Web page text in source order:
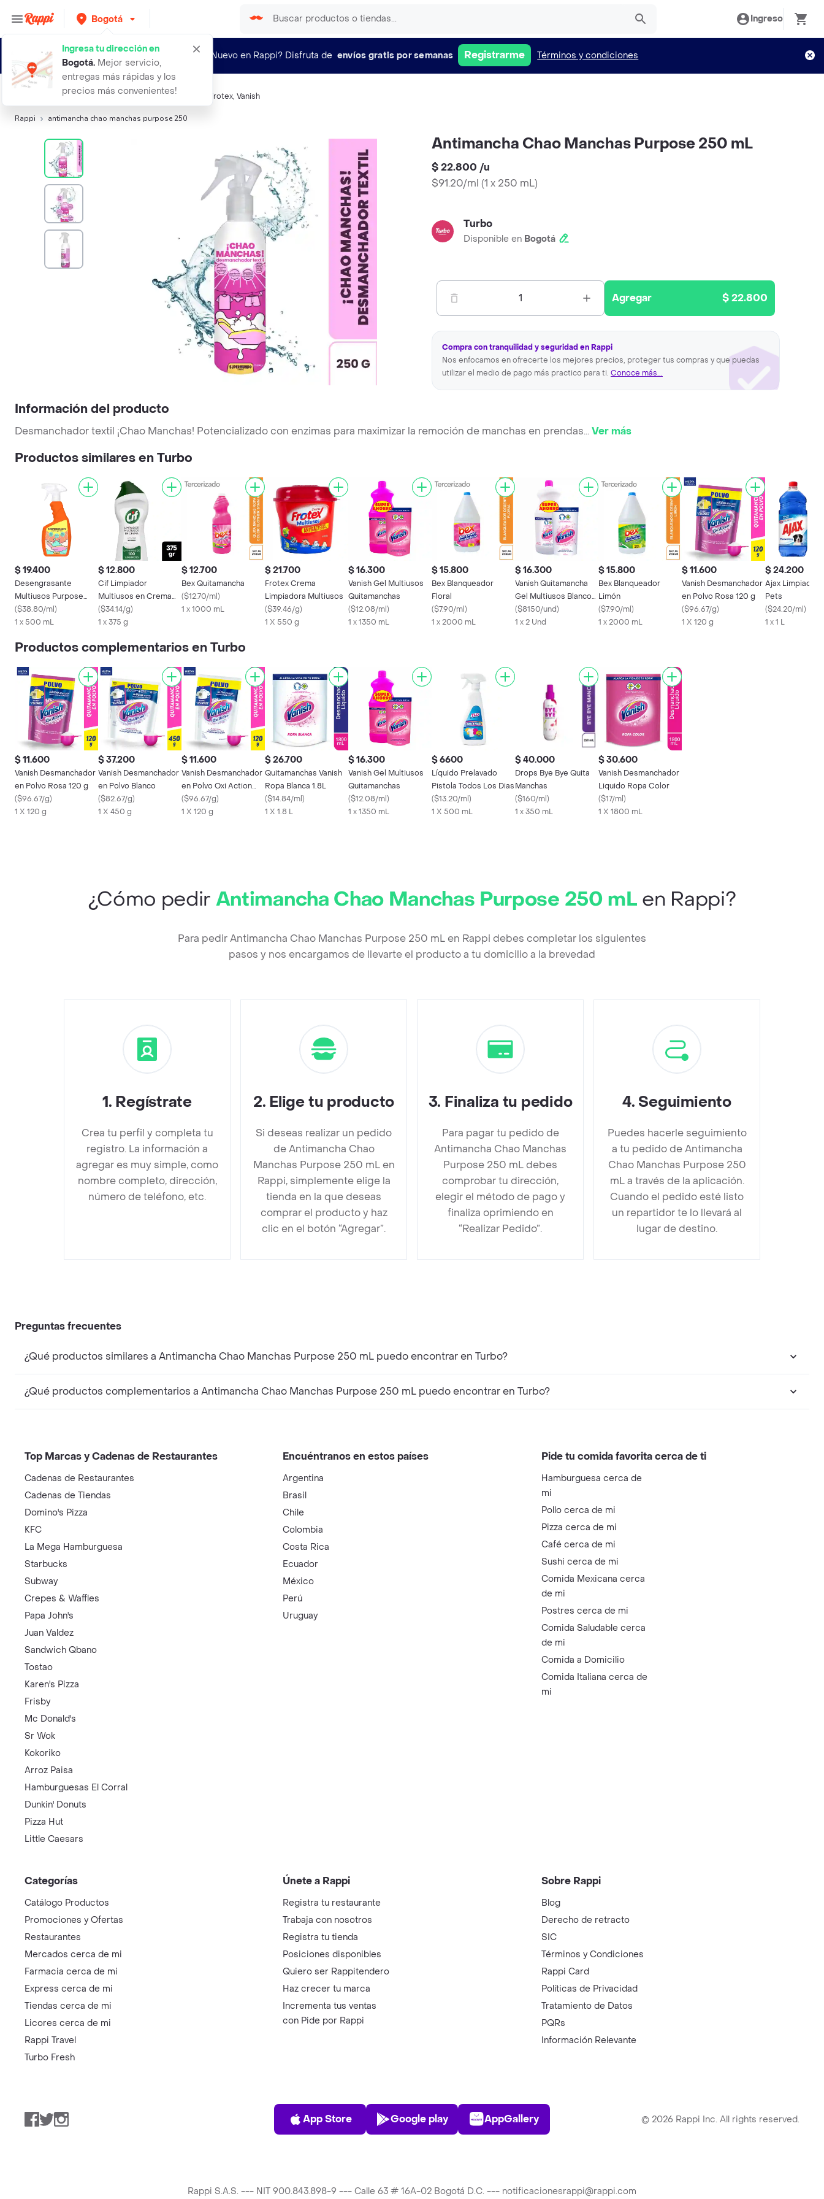
Bogotá
Ingresa tu dirección en
Bogotá. Mejor servicio,
entregas más rápidas y los
precios más convenientes!
Ingreso
¿Nuevo en Rappi? Disfruta de envíos gratis por semanas Registrarme Términos y condiciones
Búsquedas relacionadas:Quitamancha,Purpose Frotex, Vanish
Rappi antimancha chao manchas purpose 250
Antimancha Chao Manchas Purpose 250 mL
$ 22.800 /u
$91.20/ml (1 x 250 mL)
Turbo
Disponible en Bogotá
1 Agregar $ 22.800
Compra con tranquilidad y seguridad en Rappi
Nos enfocamos en ofrecerte los mejores precios, proteger tus compras y que puedas
utilizar el medio de pago más practico para ti. Conoce más...
Información del producto
Desmanchador textil ¡Chao Manchas! Potencializado con enzimas para maximizar la remoción de manchas en prendas...Ver más
Productos similares en Turbo
$ 19.400
Desengrasante
Multiusos Purpose
500 mL
($38.80/ml)
1 x 500 mL
$ 12.800
Cif Limpiador
Multiusos en Crema
375 g
($34.14/g)
1 x 375 g
$ 12.700
Bex Quitamancha
($12.70/ml)
1 x 1000 mL
$ 21.700
Frotex Crema
Limpiadora Multiusos
($39.46/g)
1 X 550 g
$ 16.300
Vanish Gel Multiusos
Quitamanchas
($12.08/ml)
1 x 1350 mL
$ 15.800
Bex Blanqueador
Floral
($7.90/ml)
1 x 2000 mL
$ 16.300
Vanish Quitamancha
Gel Multiusos Blanco
Total
($8150/und)
1 x 2 Und
$ 15.800
Bex Blanqueador
Limón
($7.90/ml)
1 x 2000 mL
$ 11.600
Vanish Desmanchador
en Polvo Rosa 120 g
($96.67/g)
1 X 120 g
$ 24.200
Ajax Limpiador
Pets
($24.20/ml)
1 x 1 L
Productos complementarios en Turbo
$ 11.600
Vanish Desmanchador
en Polvo Rosa 120 g
($96.67/g)
1 X 120 g
$ 37.200
Vanish Desmanchador
en Polvo Blanco
($82.67/g)
1 X 450 g
$ 11.600
Vanish Desmanchador
en Polvo Oxi Action
Para Ropa Blanca
($96.67/g)
1 X 120 g
$ 26.700
Quitamanchas Vanish
Ropa Blanca 1.8L
($14.84/ml)
1 X 1.8 L
$ 16.300
Vanish Gel Multiusos
Quitamanchas
($12.08/ml)
1 x 1350 mL
$ 6600
Líquido Prelavado
Pistola Todos Los Dias
($13.20/ml)
1 X 500 mL
$ 40.000
Drops Bye Bye Quita
Manchas
($160/ml)
1 x 350 mL
$ 30.600
Vanish Desmanchador
Liquido Ropa Color
($17/ml)
1 X 1800 mL
¿Cómo pedir Antimancha Chao Manchas Purpose 250 mL en Rappi?
Para pedir Antimancha Chao Manchas Purpose 250 mL en Rappi debes completar los siguientes
pasos y nos encargamos de llevarte el producto a tu domicilio a la brevedad
1. Regístrate
Crea tu perfil y completa tu
registro. La información a
agregar es muy simple, como
nombre completo, dirección,
número de teléfono, etc.
2. Elige tu producto
Si deseas realizar un pedido
de Antimancha Chao
Manchas Purpose 250 mL en
Rappi, simplemente elige la
tienda en la que deseas
comprar el producto y haz
clic en el botón “Agregar”.
3. Finaliza tu pedido
Para pagar tu pedido de
Antimancha Chao Manchas
Purpose 250 mL debes
comprobar tu dirección,
elegir el método de pago y
finaliza oprimiendo en
“Realizar Pedido”.
4. Seguimiento
Puedes hacerle seguimiento
a tu pedido de Antimancha
Chao Manchas Purpose 250
mL a través de la aplicación.
Cuando el pedido esté listo
un repartidor te lo llevará al
lugar de destino.
Preguntas frecuentes
¿Qué productos similares a Antimancha Chao Manchas Purpose 250 mL puedo encontrar en Turbo?
¿Qué productos complementarios a Antimancha Chao Manchas Purpose 250 mL puedo encontrar en Turbo?
Top Marcas y Cadenas de Restaurantes
Cadenas de Restaurantes
Cadenas de Tiendas
Domino's Pizza
KFC
La Mega Hamburguesa
Starbucks
Subway
Crepes & Waffles
Papa John's
Juan Valdez
Sandwich Qbano
Tostao
Karen's Pizza
Frisby
Mc Donald's
Sr Wok
Kokoriko
Arroz Paisa
Hamburguesas El Corral
Dunkin' Donuts
Pizza Hut
Little Caesars
Encuéntranos en estos países
Argentina
Brasil
Chile
Colombia
Costa Rica
Ecuador
México
Perú
Uruguay
Pide tu comida favorita cerca de ti
Hamburguesa cerca de
mi
Pollo cerca de mi
Pizza cerca de mi
Café cerca de mi
Sushi cerca de mi
Comida Mexicana cerca
de mi
Postres cerca de mi
Comida Saludable cerca
de mi
Comida a Domicilio
Comida Italiana cerca de
mi
Categorías
Catálogo Productos
Promociones y Ofertas
Restaurantes
Mercados cerca de mi
Farmacia cerca de mi
Express cerca de mi
Tiendas cerca de mi
Licores cerca de mi
Rappi Travel
Turbo Fresh
Únete a Rappi
Registra tu restaurante
Trabaja con nosotros
Registra tu tienda
Posiciones disponibles
Quiero ser Rappitendero
Haz crecer tu marca
Incrementa tus ventas
con Pide por Rappi
Sobre Rappi
Blog
Derecho de retracto
SIC
Términos y Condiciones
Rappi Card
Políticas de Privacidad
Tratamiento de Datos
PQRs
Información Relevante
Facebook
TwitterInstagram
App Store
App Store
Play Store
Google play
AppGallery
AppGallery © 2026 Rappi Inc. All rights reserved.
Rappi S.A.S. --- NIT 900.843.898-9 --- Calle 63 # 16A-02 Bogotá D.C. --- notificacionesrappi@rappi.com